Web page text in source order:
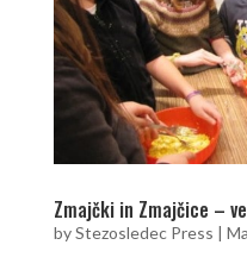
Zmajčki in Zmajčice –
byStezosledec Press |